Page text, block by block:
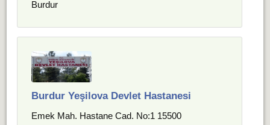
Burdur
Burdur Yeşilova Devlet Hastanesi
Emek Mah. Hastane Cad. No:1 15500